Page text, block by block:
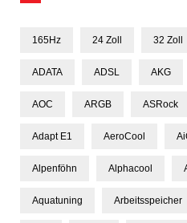
165Hz 24 Zoll 32 Zoll
ADATA ADSL AKG
AOC ARGB ASRock
Adapt E1 AeroCool
Alpenföhn Alphacool
Aquatuning Arbeitsspeicher